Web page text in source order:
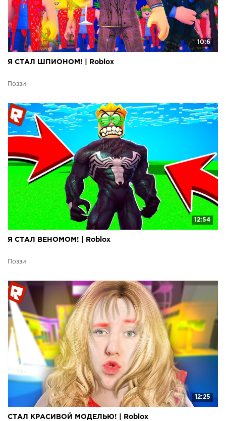
10:6
Я СТАЛ ШПИОНОМ! | Roblox
Поззи
12:54
Я СТАЛ ВЕНОМОМ! | Roblox
Поззи
12:25
СТАЛ КРАСИВОЙ МОДЕЛЬЮ! | Roblox